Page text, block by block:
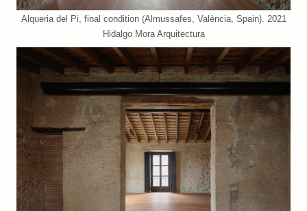
Alqueria del Pi, final condition (Almussafes, València, Spain). 2021
Hidalgo Mora Arquitectura